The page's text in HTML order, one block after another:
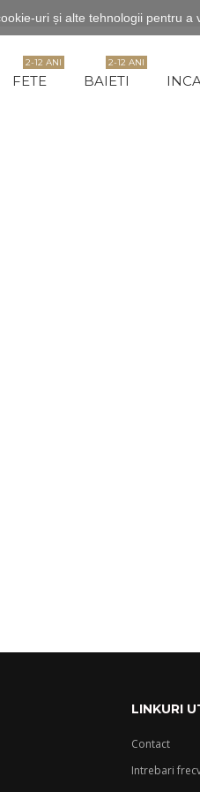
FETE
2-12 ANI
BAIETI
2-12 ANI
LINKURI
Contact
Intrebari
uri și alte tehnologii pentru